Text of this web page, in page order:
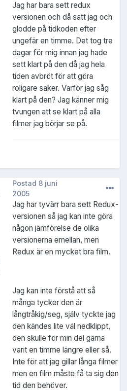
Jag har bara sett redux
versionen och då satt jag och
glodde på tidkoden efter
ungefär en timme. Det tog tre
dagar för mig innan jag hade
sett klart på den då jag hela
tiden avbröt för att göra
roligare saker. Varför jag såg
klart på den? Jag känner mig
tvungen att se klart på alla
filmer jag börjar se på.
Postad 8 juni
2005
Jag har tyvärr bara sett Redux-
versionen så jag kan inte göra
någon jämförelse de olika
versionerna emellan, men
Redux är en mycket bra film.
Jag kan inte förstå att så
många tycker den är
långtråkig/seg, själv tyckte jag
den kändes lite väl nedklippt,
den skulle för min del gärna
varit en timme längre eller så.
Inte för att jag gillar långa filmer
men en film måste få ta sig den
tid den behöver.